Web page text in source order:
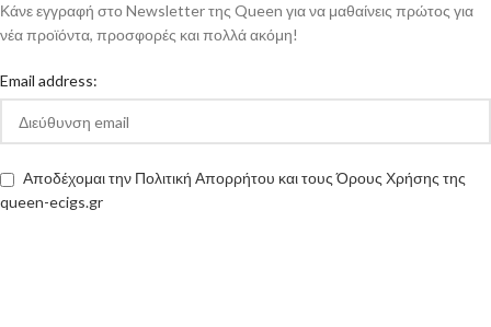
Κάνε εγγραφή στο Newsletter της Queen για να μαθαίνεις πρώτος για
νέα προϊόντα, προσφορές και πολλά ακόμη!
Email address:
Αποδέχομαι την Πολιτική Απορρήτου και τους Όρους Χρήσης της
queen-ecigs.gr